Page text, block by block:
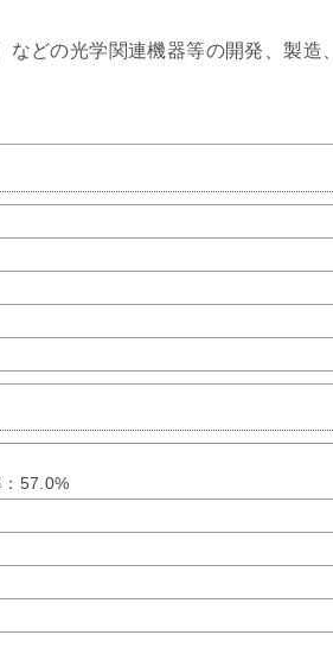
どの光学関連機器等の開発、製造、
57.0%